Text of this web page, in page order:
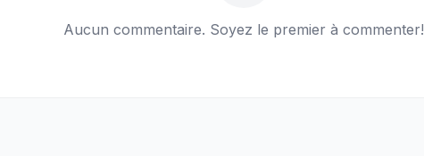
Aucun commentaire. Soyez le premier à commenter!